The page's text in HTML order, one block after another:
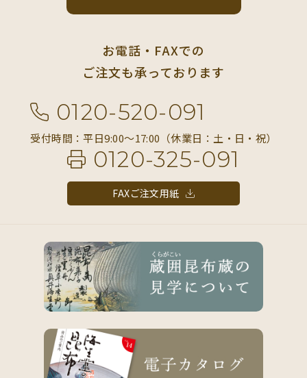
お電話・FAXでの
ご注文も承っております
0120-520-091
受付時間：平日9:00〜17:00（休業日：土・日・祝）
0120-325-091
FAXご注文用紙